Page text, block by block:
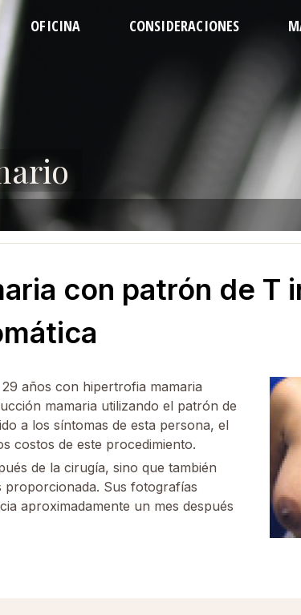
OFICINA CONSIDERACIONES
con patrón de T
años con hipertrofia mamaria
mamaria utilizando el patrón de
a los síntomas de esta persona, el
costos de este procedimiento.
de la cirugía, sino que también
proporcionada. Sus fotografías
aproximadamente un mes después